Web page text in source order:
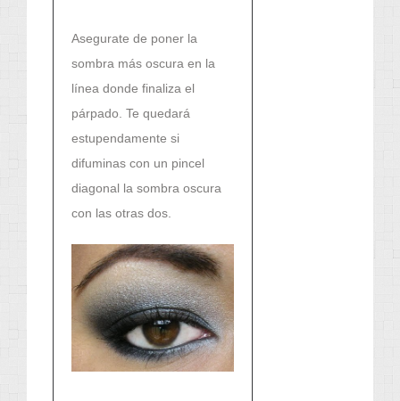
Asegurate de poner la
sombra más oscura en la
línea donde finaliza el
párpado. Te quedará
estupendamente si
difuminas con un pincel
diagonal la sombra oscura
con las otras dos.